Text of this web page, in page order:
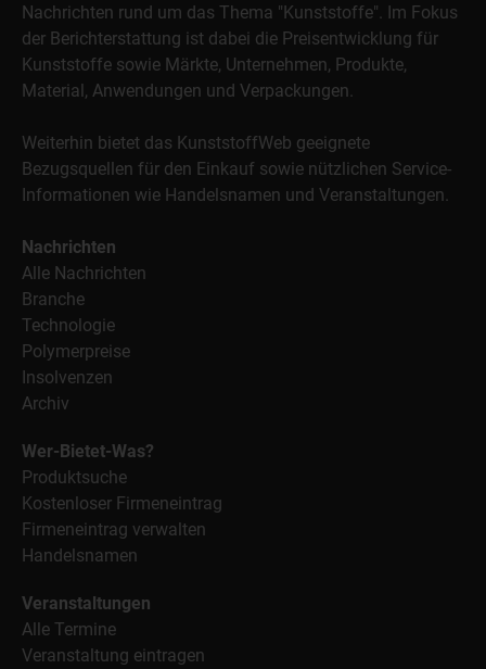
Nachrichten rund um das Thema "Kunststoffe". Im Fokus
der Berichterstattung ist dabei die Preisentwicklung für
Kunststoffe sowie Märkte, Unternehmen, Produkte,
Material, Anwendungen und Verpackungen.
Weiterhin bietet das KunststoffWeb geeignete
Bezugsquellen für den Einkauf sowie nützlichen Service-
Informationen wie Handelsnamen und Veranstaltungen.
Nachrichten
Alle Nachrichten
Branche
Technologie
Polymerpreise
Insolvenzen
Archiv
Wer-Bietet-Was?
Produktsuche
Kostenloser Firmeneintrag
Firmeneintrag verwalten
Handelsnamen
Veranstaltungen
Alle Termine
Veranstaltung eintragen